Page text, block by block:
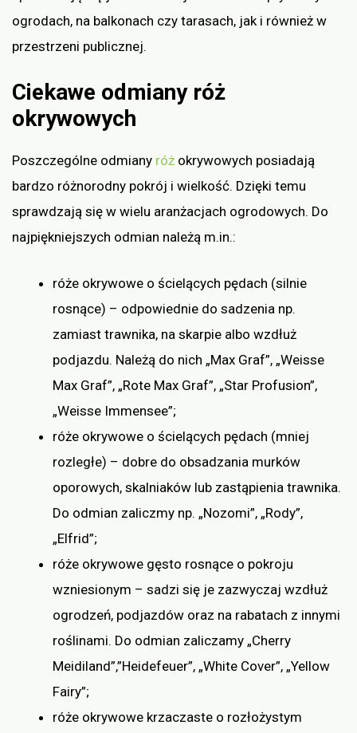
ogrodach, na balkonach czy tarasach, jak i również w
przestrzeni publicznej.
Ciekawe odmiany róż
okrywowych
Poszczególne odmiany róż okrywowych posiadają
bardzo różnorodny pokrój i wielkość. Dzięki temu
sprawdzają się w wielu aranżacjach ogrodowych. Do
najpiękniejszych odmian należą m.in.:
róże okrywowe o ścielących pędach (silnie
rosnące) – odpowiednie do sadzenia np.
zamiast trawnika, na skarpie albo wzdłuż
podjazdu. Należą do nich „Max Graf”, „Weisse
Max Graf”, „Rote Max Graf”, „Star Profusion”,
„Weisse Immensee”;
róże okrywowe o ścielących pędach (mniej
rozległe) – dobre do obsadzania murków
oporowych, skalniaków lub zastąpienia trawnika.
Do odmian zaliczmy np. „Nozomi”, „Rody”,
„Elfrid”;
róże okrywowe gęsto rosnące o pokroju
wzniesionym – sadzi się je zazwyczaj wzdłuż
ogrodzeń, podjazdów oraz na rabatach z innymi
roślinami. Do odmian zaliczamy „Cherry
Meidiland”,”Heidefeuer”, „White Cover”, „Yellow
Fairy”;
róże okrywowe krzaczaste o rozłożystym